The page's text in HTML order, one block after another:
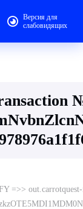
Версия для
слабовидящих
=>>